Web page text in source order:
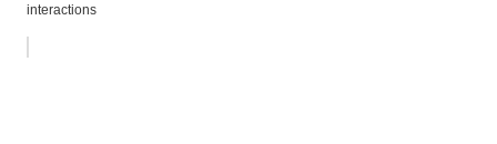
interactions